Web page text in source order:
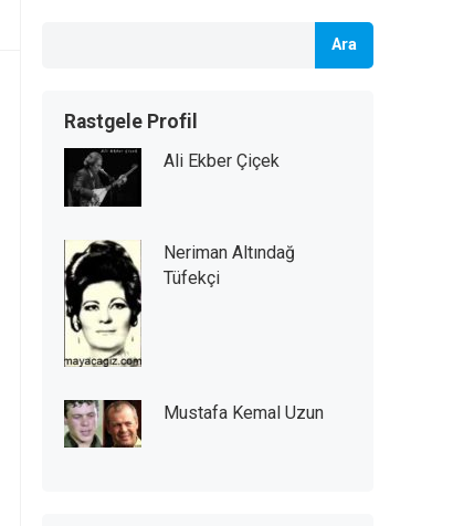
Ara
Rastgele Profil
Ali Ekber Çiçek
Neriman Altındağ
Tüfekçi
Mustafa Kemal Uzun